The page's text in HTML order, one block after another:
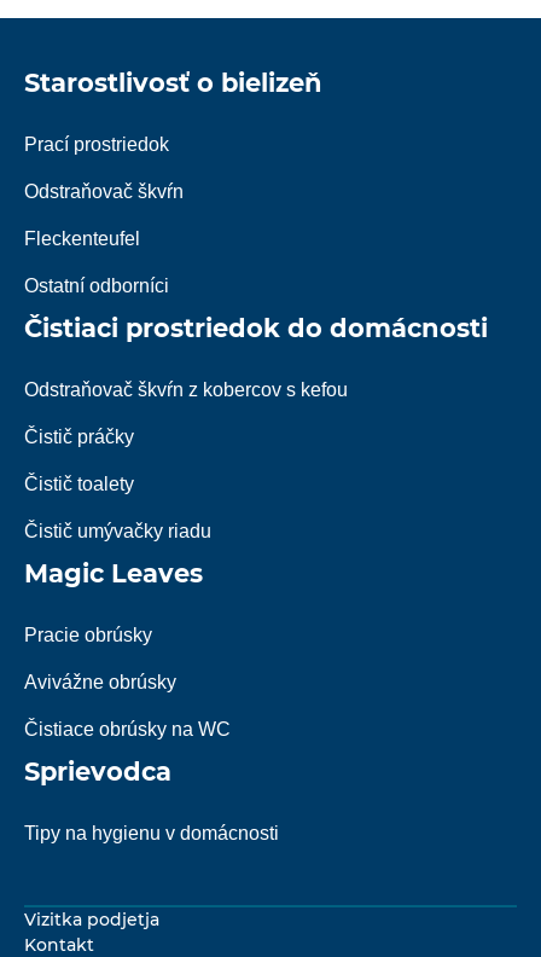
Starostlivosť o bielizeň
Prací prostriedok
Odstraňovač škvŕn
Fleckenteufel
Ostatní odborníci
Čistiaci prostriedok do domácnosti
Odstraňovač škvŕn z kobercov s kefou
Čistič práčky
Čistič toalety
Čistič umývačky riadu
Magic Leaves
Pracie obrúsky
Avivážne obrúsky
Čistiace obrúsky na WC
Sprievodca
Tipy na hygienu v domácnosti
Vizitka podjetja
Kontakt